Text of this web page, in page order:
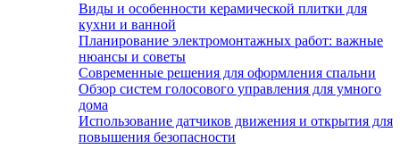
Виды и особенности керамической плитки для
кухни и ванной
Планирование электромонтажных работ: важные
нюансы и советы
Современные решения для оформления спальни
Обзор систем голосового управления для умного
дома
Использование датчиков движения и открытия для
повышения безопасности